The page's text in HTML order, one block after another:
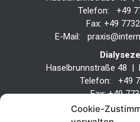
Cookie-
Telefon: +49
Fax: +49
E-Mail:
Haselbrunnstraße 48 |
Telefon: +49
Fax:+49
E-Mail: